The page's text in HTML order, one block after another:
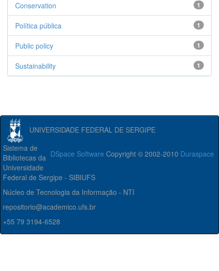
1
Conservation
1
Política pública
1
Public policy
1
Sustainability
UNIVERSIDADE FEDERAL DE SERGIPE
DSpace Software Copyright © 2002-2010 Duraspace
Sistema de
Bibliotecas da
Universidade
Federal de Sergipe - SIBIUFS
Núcleo de Tecnologia da Informação - NTI
repositorio@academico.ufs.br
+55 79 3194-6528